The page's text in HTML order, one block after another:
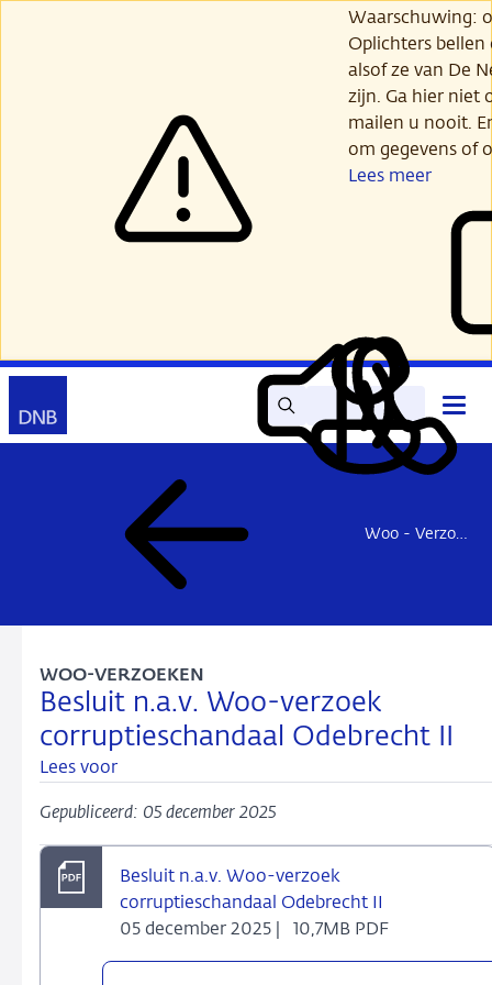
Waarschuwing:
Oplichters
alsof ze van De
zijn. Ga hier niet
mailen u nooit.
om gegevens of
Lees meer
Zoek Lees
voor
Mijn
DNB
Contact
Woo - Verzoeken en besluiten
Besluit n.a.v. Woo-verzoek
corruptieschandaal Odebrecht II
WOO-VERZOEKEN
Lees voor
Gepubliceerd: 05 december 2025
Besluit n.a.v. Woo-verzoek
corruptieschandaal Odebrecht II
05 december 2025 |
10,7MB PDF